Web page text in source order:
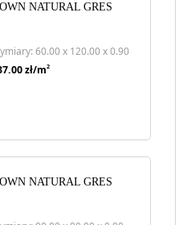
NATURAL GRES
60.00 x 120.00 x 0.90
zł/m2
NATURAL GRES